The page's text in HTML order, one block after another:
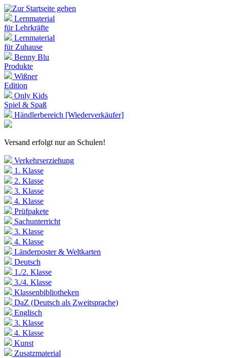
Lernmaterial
für Lehrkräfte
Lernmaterial
für Zuhause
Benny Blu
Produkte
Wißner
Edition
Only Kids
Spiel & Spaß
Händlerbereich [Wiederverkäufer]
Versand erfolgt nur an Schulen!
Verkehrserziehung
1. Klasse
2. Klasse
3. Klasse
4. Klasse
Prüfpakete
Sachunterricht
3. Klasse
4. Klasse
Länderposter & Weltkarten
Deutsch
1./2. Klasse
3./4. Klasse
Klassenbibliotheken
DaZ (Deutsch als Zweitsprache)
Englisch
3. Klasse
4. Klasse
Kunst
Zusatzmaterial